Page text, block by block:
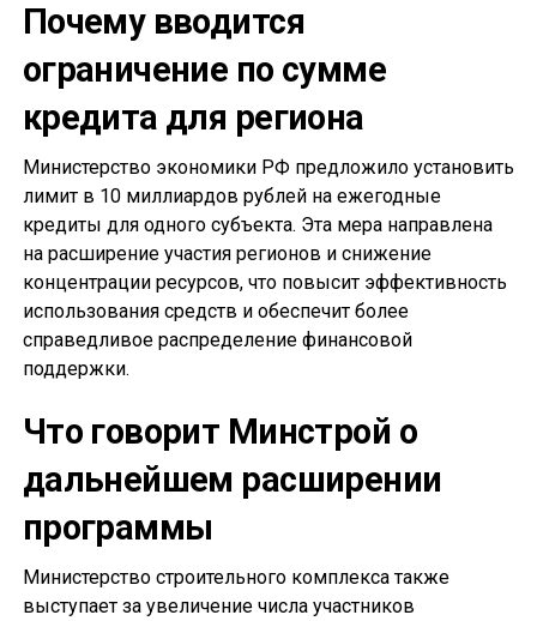
Почему вводится
ограничение по сумме
кредита для региона
Министерство экономики РФ предложило установить
лимит в 10 миллиардов рублей на ежегодные
кредиты для одного субъекта. Эта мера направлена
на расширение участия регионов и снижение
концентрации ресурсов, что повысит эффективность
использования средств и обеспечит более
справедливое распределение финансовой
поддержки.
Что говорит Минстрой о
дальнейшем расширении
программы
Министерство строительного комплекса также
выступает за увеличение числа участников